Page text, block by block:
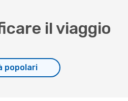
il viaggio
popolari